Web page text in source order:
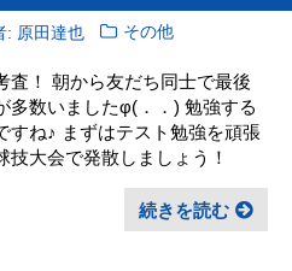
: 原田達也 その他
査！ 朝から友だち同士で最後
多数いましたφ(．．) 勉強する
すね♪ まずはテスト勉強を頑張
技大会で発散しましょう！
続きを読む